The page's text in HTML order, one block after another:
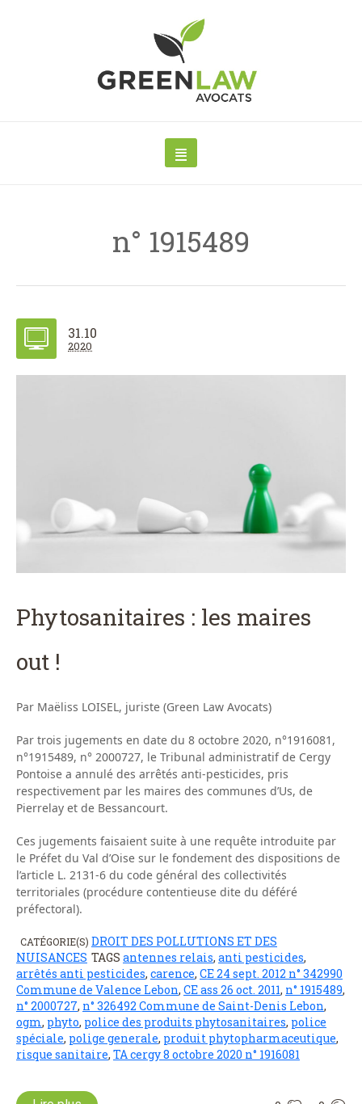
n° 1915489
31.10
2020
Phytosanitaires : les maires
out !
Par Maëliss LOISEL, juriste (Green Law Avocats)
Par trois jugements en date du 8 octobre 2020, n°1916081,
n°1915489, n° 2000727, le Tribunal administratif de Cergy
Pontoise a annulé des arrêtés anti-pesticides, pris
respectivement par les maires des communes d’Us, de
Pierrelay et de Bessancourt.
Ces jugements faisaient suite à une requête introduite par
le Préfet du Val d’Oise sur le fondement des dispositions de
l’article L. 2131-6 du code général des collectivités
territoriales (procédure contentieuse dite du déféré
préfectoral).
CATÉGORIE(S) DROIT DES POLLUTIONS ET DES
NUISANCES TAGS antennes relais, anti pesticides,
arrêtés anti pesticides, carence, CE 24 sept. 2012 n° 342990
Commune de Valence Lebon, CE ass 26 oct. 2011, n° 1915489,
n° 2000727, n° 326492 Commune de Saint-Denis Lebon,
ogm, phyto, police des produits phytosanitaires, police
spéciale, polige generale, produit phytopharmaceutique,
risque sanitaire, TA cergy 8 octobre 2020 n° 1916081